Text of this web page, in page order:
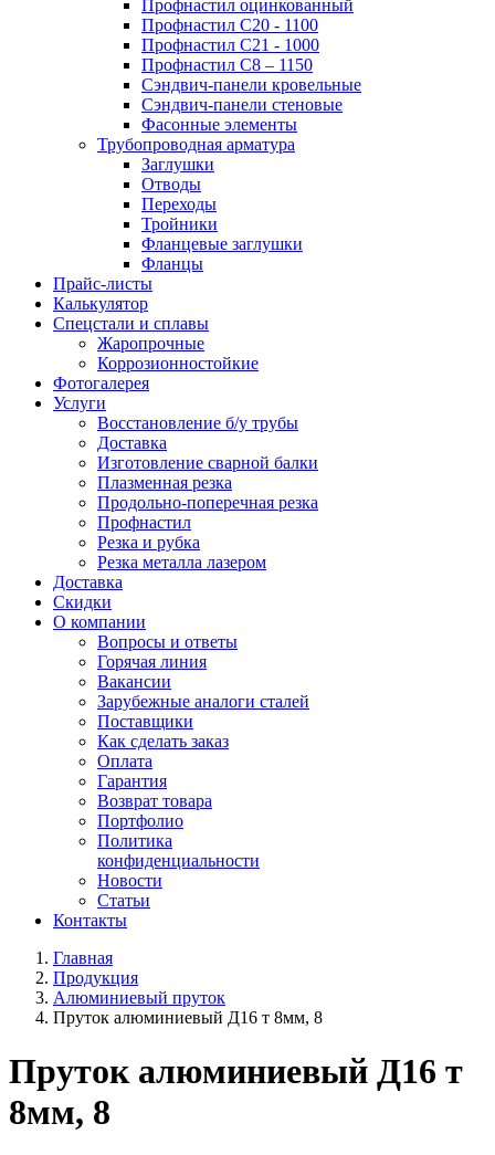
Профнастил оцинкованный
Профнастил С20 - 1100
Профнастил С21 - 1000
Профнастил С8 – 1150
Сэндвич-панели кровельные
Сэндвич-панели стеновые
Фасонные элементы
Трубопроводная арматура
Заглушки
Отводы
Переходы
Тройники
Фланцевые заглушки
Фланцы
Прайс-листы
Калькулятор
Спецстали и сплавы
Жаропрочные
Коррозионностойкие
Фотогалерея
Услуги
Восстановление б/у трубы
Доставка
Изготовление сварной балки
Плазменная резка
Продольно-поперечная резка
Профнастил
Резка и рубка
Резка металла лазером
Доставка
Скидки
О компании
Вопросы и ответы
Горячая линия
Вакансии
Зарубежные аналоги сталей
Поставщики
Как сделать заказ
Оплата
Гарантия
Возврат товара
Портфолио
Политика
конфиденциальности
Новости
Статьи
Контакты
Главная
Продукция
Алюминиевый пруток
Пруток алюминиевый Д16 т 8мм, 8
Пруток алюминиевый Д16 т
8мм, 8